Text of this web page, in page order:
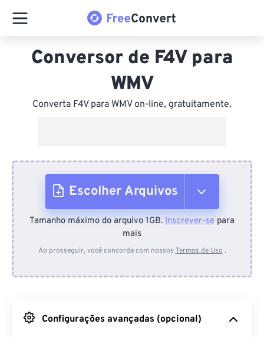
Conversor de F4V para
WMV
Converta F4V para WMV on-line, gratuitamente.
Escolher Arquivos
Do dispositivo
Do Google Drive
Tamanho máximo do arquivo 1GB. Inscrever-se para
mais
Ao prosseguir, você concorda com nossos Termos de Uso .
Configurações avançadas (opcional)